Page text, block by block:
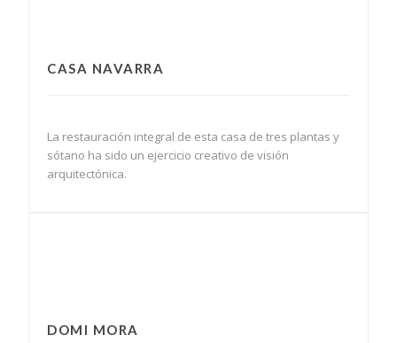
CASA NAVARRA
La restauración integral de esta casa de tres plantas y
sótano ha sido un ejercicio creativo de visión
arquitectónica.
DOMI MORA